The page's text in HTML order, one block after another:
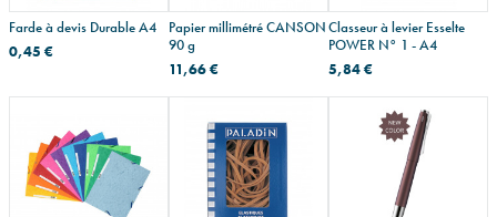
Farde à devis Durable A4
0,45 €
Papier millimétré CANSON
90 g
11,66 €
Classeur à levier Esselte
POWER N° 1 - A4
5,84 €